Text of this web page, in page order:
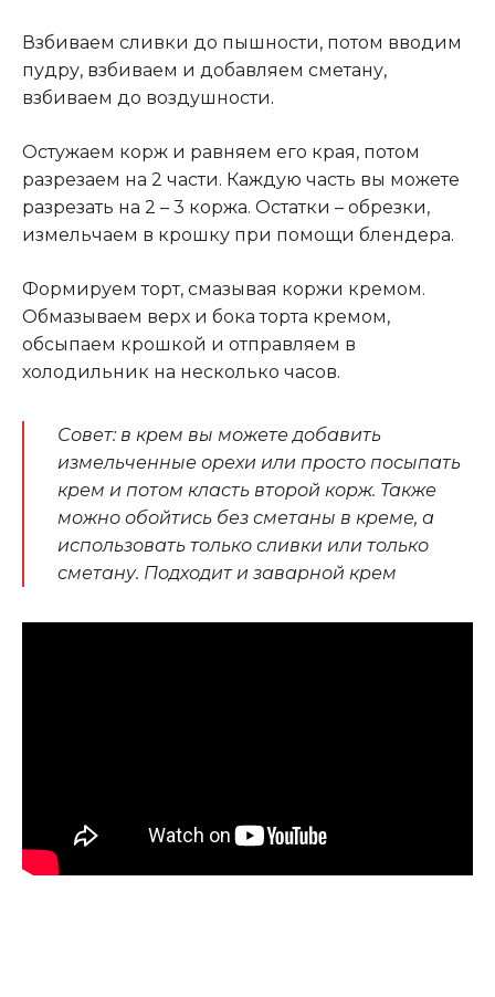
Взбиваем сливки до пышности, потом вводим
пудру, взбиваем и добавляем сметану,
взбиваем до воздушности.
Остужаем корж и равняем его края, потом
разрезаем на 2 части. Каждую часть вы можете
разрезать на 2 – 3 коржа. Остатки – обрезки,
измельчаем в крошку при помощи блендера.
Формируем торт, смазывая коржи кремом.
Обмазываем верх и бока торта кремом,
обсыпаем крошкой и отправляем в
холодильник на несколько часов.
Совет: в крем вы можете добавить
измельченные орехи или просто посыпать
крем и потом класть второй корж. Также
можно обойтись без сметаны в креме, а
использовать только сливки или только
сметану. Подходит и заварной крем